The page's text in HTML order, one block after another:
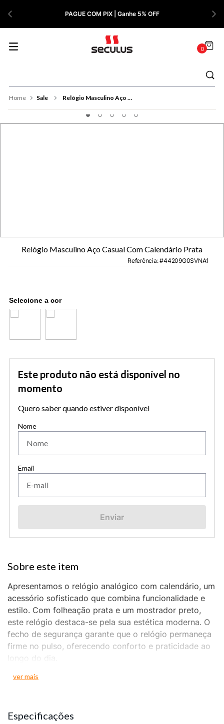
PAGUE COM PIX | Ganhe 5% OFF
0
Sale Relógio Masculino Aço Casual Com Calendário Prata
Relógio Masculino Aço Casual Com Calendário Prata
Referência: 44209G0SVNA1
Este produto não está disponível no
momento
Quero saber quando estiver disponível
Enviar
Apresentamos o relógio analógico com calendário, um
acessório sofisticado que combina funcionalidade e
estilo. Com folheação prata e um mostrador preto,
este relógio destaca-se pela sua estética moderna. O
fecho de segurança garante que o relógio permaneça
firme no pulso, oferecendo conforto e praticidade ao
longo do dia.
Com uma caixa de 4,5 cm de diâmetro, este modelo
para pulsos médios e maiores. Ideal para qualquer
ver mais
Especificações
9º